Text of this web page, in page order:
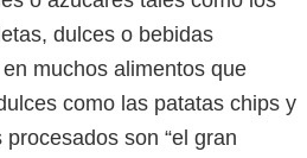
dulces o bebidas
muchos alimentos que
como las patatas chips y
son “el gran